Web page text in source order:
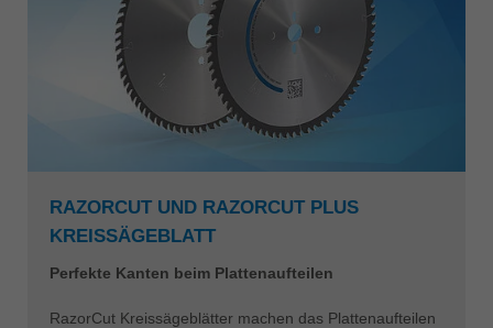
RAZORCUT UND RAZORCUT PLUS
KREISSÄGEBLATT
Perfekte Kanten beim Plattenaufteilen
RazorCut Kreissägeblätter machen das Plattenaufteilen